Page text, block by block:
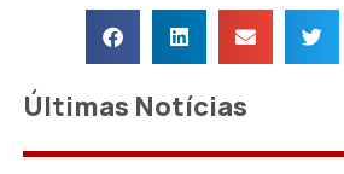
Últimas Notícias